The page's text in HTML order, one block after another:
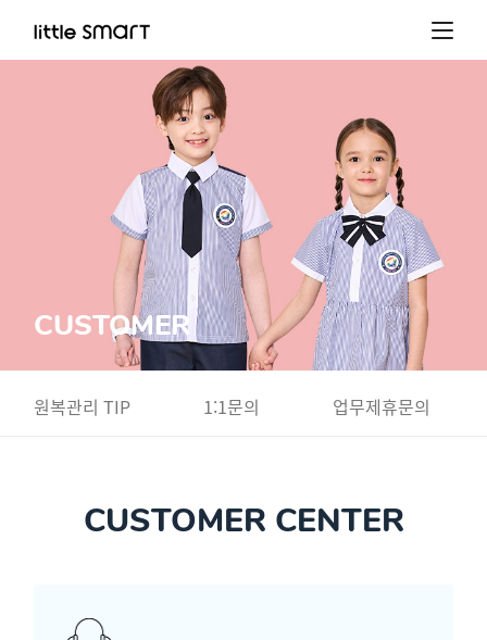
CUSTOMER
원복관리 TIP 1:1문의 업무제휴문의
CUSTOMER CENTER